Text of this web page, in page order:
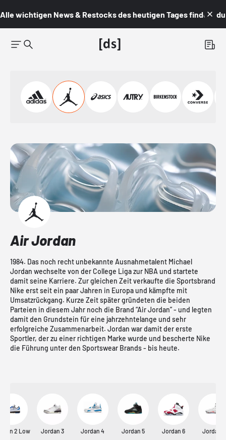
Alle wichtigen News & Restocks des heutigen Tages findest du
Air Jordan
1984. Das noch recht unbekannte Ausnahmetalent Michael
Jordan wechselte von der College Liga zur NBA und startete
damit seine Karriere. Zur gleichen Zeit verkaufte die Sportsbrand
Nike erst seit ein paar Jahren in Europa und kämpfte mit
Umsatzrückgang. Kurze Zeit später gründeten die beiden
Parteien in diesem Jahr noch die Brand “Air Jordan” - und legten
damit den Grundstein für eine jahrzehntelange und sehr
erfolgreiche Zusammenarbeit. Jordan war damit der erste
Sportler, der zu einer richtigen Marke wurde und bescherte Nike
die Führung unter den Sportswear Brands - bis heute.
2 Low Jordan 3 Jordan 4 Jordan 5 Jordan 6 Jordan 7